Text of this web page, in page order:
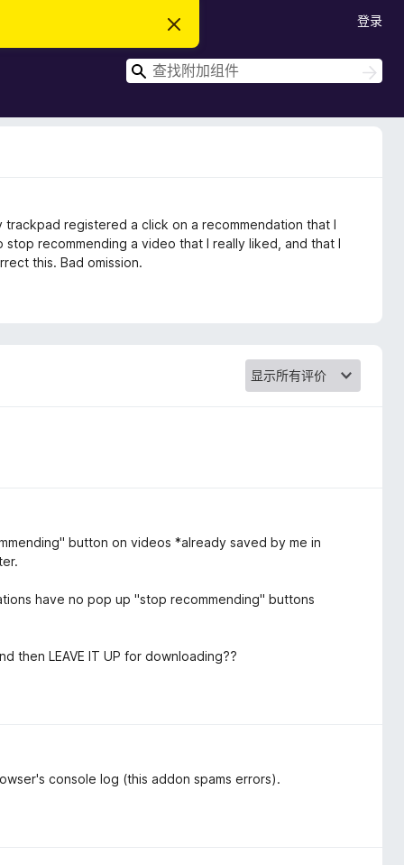
忽
此
通
知
登录
搜
搜
索
registered a click on a recommendation that I
recommending a video that I really liked, and that I
this. Bad omission.
button on videos *already saved by me in
have no pop up "stop recommending" buttons
then LEAVE IT UP for downloading??
console log (this addon spams errors).